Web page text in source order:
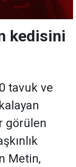
kedisini
tavuk ve
görülen
Metin,